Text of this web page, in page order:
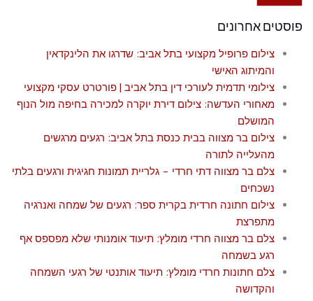
פוסטים אחרונים
צילום פרופיל מקצועי בתל אביב: שדרגו את הלינקדאין
והמיתוג האישי
צילומי תדמית לעורכי דין בתל אביב | פורטרט עסקי מקצועי
מאחורי העדשה: צילום דירת יוקרה למכירה בחיפה מול הנוף
המושלם
צילום בר מצווה בבית כנסת בתל אביב: רגעים מרגשים
מהעלייה לתורה
צלם בר מצווה דתי חרדי – גלריית תמונות חגיגית ורגעים בלתי
נשכחים
צילום חתונה חרדית בקרית ספר: רגעים של שמחה ואנרגיה
מתפרצת
צלם בר מצווה חרדי מומלץ: תיעוד אומנותי שלא מפספס אף
רגע בשמחה
צלם חתונות חרדי מומלץ: תיעוד אותנטי של רגעי השמחה
והקדושה